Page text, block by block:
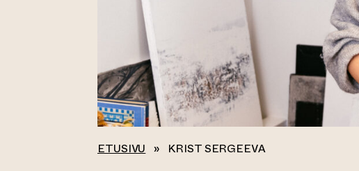
ETUSIVU » KRIST SERGEEVA